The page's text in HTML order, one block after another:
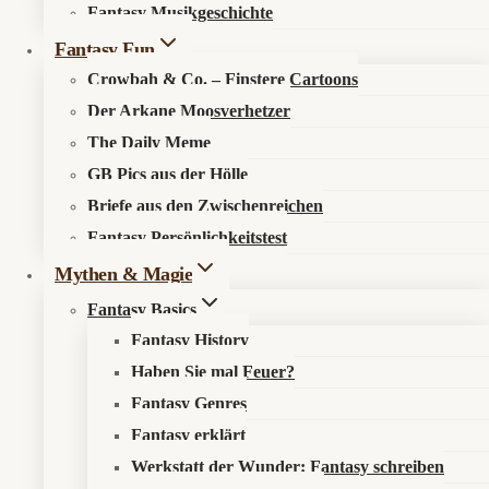
Fantasy Musikgeschichte
Fantasy Fun
Crowbah & Co. – Finstere Cartoons
Der Arkane Moosverhetzer
The Daily Meme
GB Pics aus der Hölle
Briefe aus den Zwischenreichen
Fantasy Persönlichkeitstest
Mythen & Magie
Fantasy Basics
Fantasy History
Haben Sie mal Feuer?
Fantasy Genres
Fantasy erklärt
Werkstatt der Wunder: Fantasy schreiben
Search in content
Fantasy Basics
erklärt: Heldenreisen und andere Erzählmuster (Folge 5)
✈️ Fantasy erklärt: Heldenreisen und andere
Erzählmuster
Ein Urlaubskatalog der Fantasy
Willkommen im Reisebüro Campbell & Co.